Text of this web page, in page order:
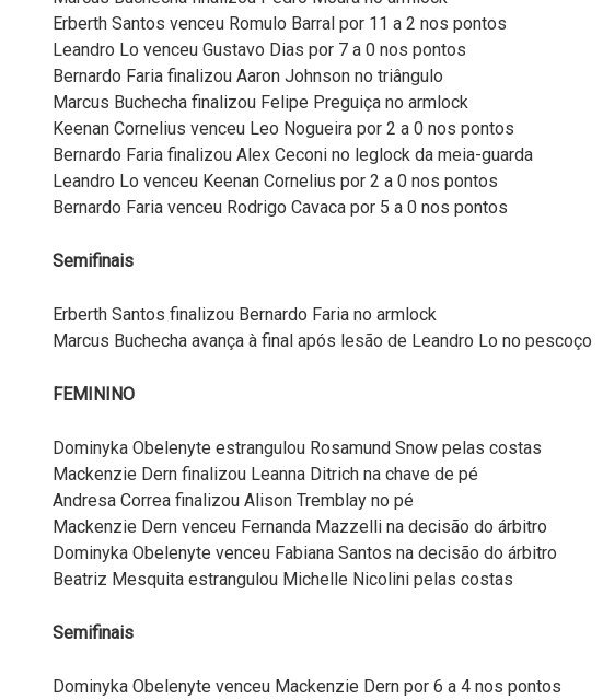
Erberth Santos venceu Romulo Barral por 11 a 2 nos pontos
Leandro Lo venceu Gustavo Dias por 7 a 0 nos pontos
Bernardo Faria finalizou Aaron Johnson no triângulo
Marcus Buchecha finalizou Felipe Preguiça no armlock
Keenan Cornelius venceu Leo Nogueira por 2 a 0 nos pontos
Bernardo Faria finalizou Alex Ceconi no leglock da meia-guarda
Leandro Lo venceu Keenan Cornelius por 2 a 0 nos pontos
Bernardo Faria venceu Rodrigo Cavaca por 5 a 0 nos pontos
Semifinais
Erberth Santos finalizou Bernardo Faria no armlock
Marcus Buchecha avança à final após lesão de Leandro Lo no pescoço
FEMININO
Dominyka Obelenyte estrangulou Rosamund Snow pelas costas
Mackenzie Dern finalizou Leanna Ditrich na chave de pé
Andresa Correa finalizou Alison Tremblay no pé
Mackenzie Dern venceu Fernanda Mazzelli na decisão do árbitro
Dominyka Obelenyte venceu Fabiana Santos na decisão do árbitro
Beatriz Mesquita estrangulou Michelle Nicolini pelas costas
Semifinais
Dominyka Obelenyte venceu Mackenzie Dern por 6 a 4 nos pontos